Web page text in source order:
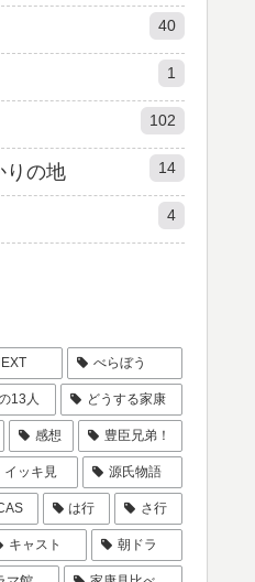
40
1
102
りの地 14
4
べらぼう
13人 どうする家康
感想 豊臣兄弟！
イッキ見 源氏物語
は行 さ行
キャスト 朝ドラ